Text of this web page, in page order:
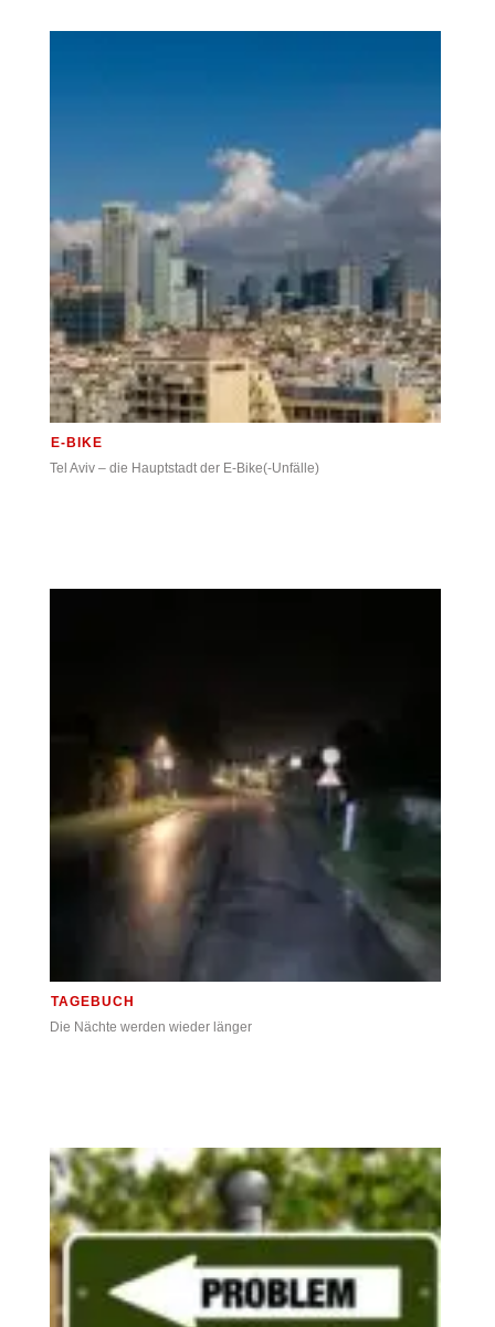
E-BIKE
Tel Aviv – die Hauptstadt der E-Bike(-Unfälle)
TAGEBUCH
Die Nächte werden wieder länger